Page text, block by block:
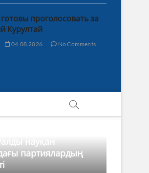
проголосовать за
Курултай
04.08.2026 No Comments
науқан
партиялардың